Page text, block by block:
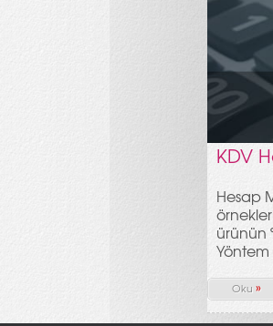
KDV
Hesap
ürünün
Yöntem
Oku »